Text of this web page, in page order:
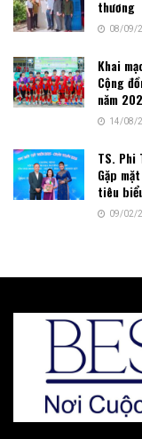
thương
08/09/
Khai
Cộng
năm
14/08/
TS. Phi
Gặp
tiêu
09/02/